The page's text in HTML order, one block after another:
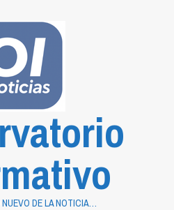
DE LA NOTICIA…